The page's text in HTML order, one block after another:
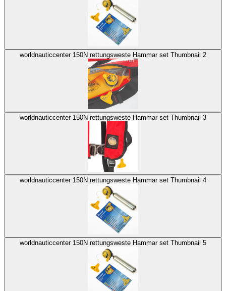
worldnauticcenter 150N rettungsweste Hammar set Thumbnail 2
worldnauticcenter 150N rettungsweste Hammar set Thumbnail 3
worldnauticcenter 150N rettungsweste Hammar set Thumbnail 4
worldnauticcenter 150N rettungsweste Hammar set Thumbnail 5